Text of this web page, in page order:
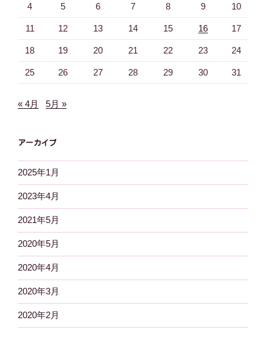
4 5 6 7 8 9 10
11 12 13 14 15 16 17
18 19 20 21 22 23 24
25 26 27 28 29 30 31
« 4月 5月 »
アーカイブ
2025年1月
2023年4月
2021年5月
2020年5月
2020年4月
2020年3月
2020年2月